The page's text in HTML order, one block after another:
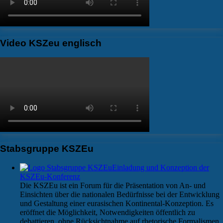
Video KSZeu englisch
Stabsgruppe KSZEu
Einladung und Konzeption der
KSZEu-Konferenz
Die KSZEu ist ein Forum für die Präsentation von An- und
Einsichten über die nationalen Bedürfnisse bei der Entwicklung
und Gestaltung einer eurasischen Kontinental-Konzeption. Es
eröffnet die Möglichkeit, Notwendigkeiten öffentlich zu
debattieren, ohne Rücksichtnahme auf rhetorische Formalismen